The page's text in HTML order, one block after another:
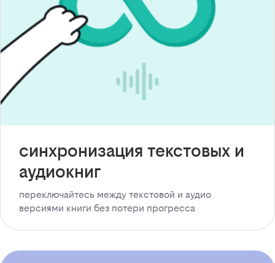
синхронизация текстовых и
аудиокниг
переключайтесь между текстовой и аудио
версиями книги без потери прогресса